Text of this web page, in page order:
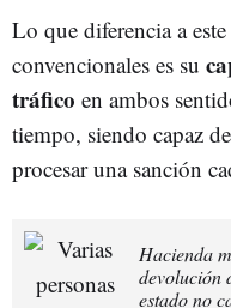
Lo que diferencia a
convencionales es su
tráfico en ambos
tiempo, siendo capaz
procesar una sanción
Hacienda
devolución
estado no